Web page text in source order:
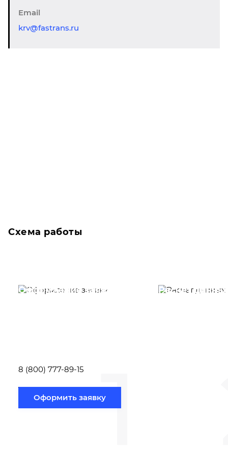
Email
krv@fastrans.ru
Схема работы
1
Оформление заявки
8 (800) 777-89-15
Оформить заявку
Расчет